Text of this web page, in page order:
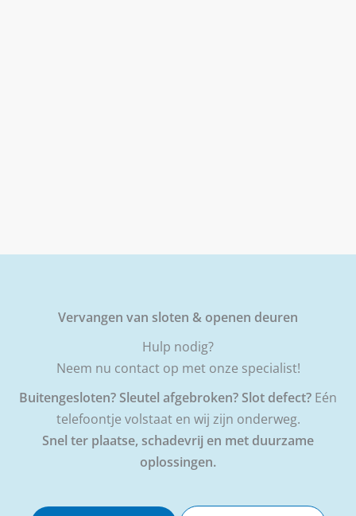
Vervangen van sloten & openen deuren
Hulp nodig?
Neem nu contact op met onze specialist!
Buitengesloten? Sleutel afgebroken? Slot defect? Eén
telefoontje volstaat en wij zijn onderweg.
Snel ter plaatse, schadevrij en met duurzame
oplossingen.